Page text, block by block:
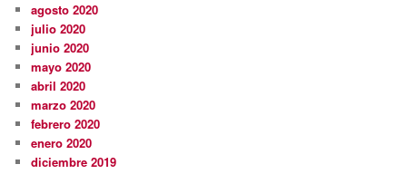
agosto 2020
julio 2020
junio 2020
mayo 2020
abril 2020
marzo 2020
febrero 2020
enero 2020
diciembre 2019